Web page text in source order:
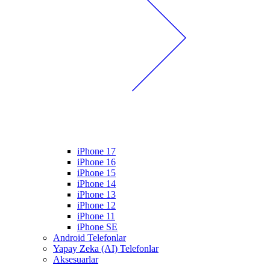
iPhone 17
iPhone 16
iPhone 15
iPhone 14
iPhone 13
iPhone 12
iPhone 11
iPhone SE
Android Telefonlar
Yapay Zeka (AI) Telefonlar
Aksesuarlar